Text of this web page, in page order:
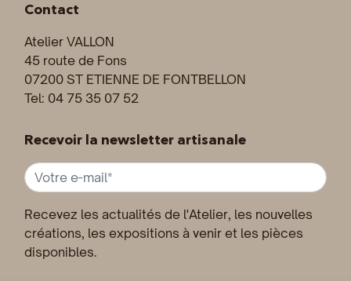
Contact
Atelier VALLON
45 route de Fons
07200 ST ETIENNE DE FONTBELLON
Tel: 04 75 35 07 52
Recevoir la newsletter artisanale
Recevez les actualités de l'Atelier, les nouvelles
créations, les expositions à venir et les pièces
disponibles.